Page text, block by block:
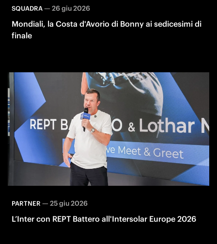
SQUADRA— 26 giu 2026
Mondiali, la Costa d'Avorio di Bonny ai sedicesimi di
finale
PARTNER — 25 giu 2026
L’Inter con REPT Battero all'Intersolar Europe 2026